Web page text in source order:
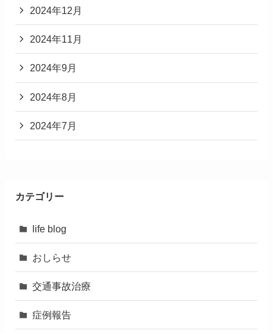
2024年12月
2024年11月
2024年9月
2024年8月
2024年7月
カテゴリー
life blog
おしらせ
交通事故治療
症例報告